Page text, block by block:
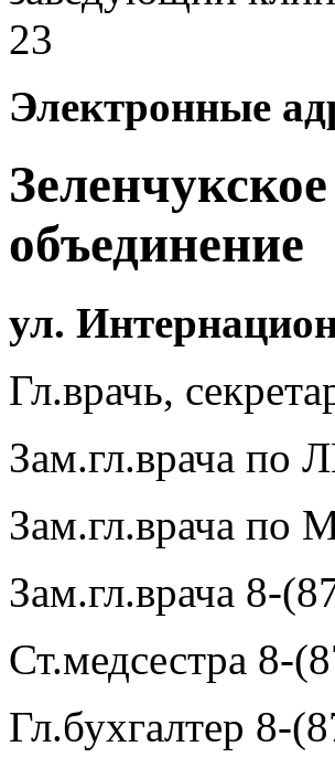
23
Электронные
объединение
ул.
Гл.врачь,
Зам.гл.врача по
Зам.гл.врача по
Зам.гл.врача 8-
Ст.медсестра 8-
Гл.бухгалтер 8-